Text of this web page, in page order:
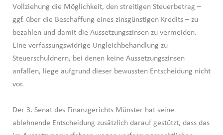
Vollziehung die Möglichkeit, den streitigen Steuerbetrag –
ggf. über die Beschaffung eines zinsgünstigen Kredits – zu
bezahlen und damit die Aussetzungszinsen zu vermeiden.
Eine verfassungswidrige Ungleichbehandlung zu
Steuerschuldnern, bei denen keine Aussetzungszinsen
anfallen, liege aufgrund dieser bewussten Entscheidung nicht
vor.
Der 3. Senat des Finanzgerichts Münster hat seine
ablehnende Entscheidung zusätzlich darauf gestützt, dass das